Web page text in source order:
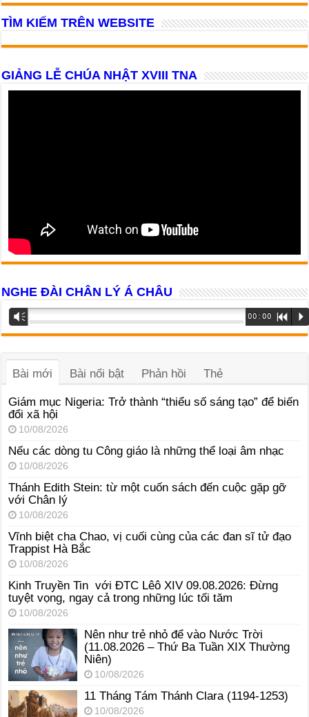
TÌM KIẾM TRÊN WEBSITE
GIẢNG LỄ CHÚA NHẬT XVIII TNA
NGHE ĐÀI CHÂN LÝ Á CHÂU
Trình
phát
âm
Vm 00:00 R P
Bài mới Bài nổi bật Phản hồi Thẻ
Giám mục Nigeria: Trở thành “thiểu số sáng tạo” để biến
đổi xã hội
10/08/2026
Nếu các dòng tu Công giáo là những thể loại âm nhạc
10/08/2026
Thánh Edith Stein: từ một cuốn sách đến cuộc gặp gỡ
với Chân lý
10/08/2026
Vĩnh biệt cha Chao, vị cuối cùng của các đan sĩ tử đạo
Trappist Hà Bắc
10/08/2026
Kinh Truyền Tin với ĐTC Lêô XIV 09.08.2026: Đừng
tuyệt vọng, ngay cả trong những lúc tối tăm
10/08/2026
Nên như trẻ nhỏ để vào Nước Trời
(11.08.2026 – Thứ Ba Tuần XIX Thường
Niên)
10/08/2026
11 Tháng Tám Thánh Clara (1194-1253)
10/08/2026